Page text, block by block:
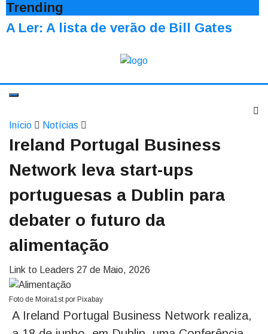
Trending
A Ler: A lista de verão de Bill Gates
Início Notícias
Ireland Portugal Business
Network leva start-ups
portuguesas a Dublin para
debater o futuro da
alimentação
Link to Leaders 27 de Maio, 2026
Foto de Moira1st por Pixabay
A Ireland Portugal Business Network realiza,